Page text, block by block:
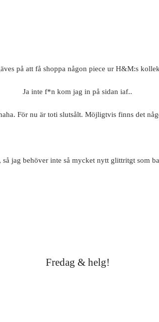
på att få shoppa någon piece ur H&M:s
Ja inte f*n kom jag in på sidan iaf..
För nu är toti slutsålt. Möjligtvis finns det
jag behöver inte så mycket nytt glittritgt som
Fredag & helg!